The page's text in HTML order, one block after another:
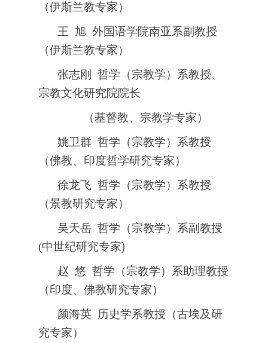
（伊斯兰教专家）
王 旭 外国语学院南亚系副教授
（伊斯兰教专家）
张志刚 哲学（宗教学）系教授、
宗教文化研究院院长
（基督教、宗教学专家）
姚卫群 哲学（宗教学）系教授
（佛教、印度哲学研究专家）
徐龙飞 哲学（宗教学）系教授
（景教研究专家）
吴天岳 哲学（宗教学）系副教授
(中世纪研究专家)
赵 悠 哲学（宗教学）系助理教授
（印度、佛教研究专家）
颜海英 历史学系教授（古埃及研
究专家）